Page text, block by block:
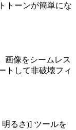
トーンが簡単にな
画像をシームレス
トして非破壊フィ
るさ)] ツールを